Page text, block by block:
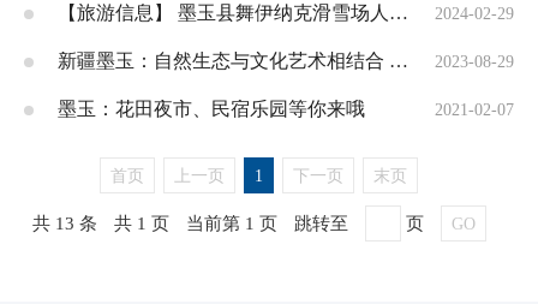
2024-02-29
【旅游信息】 墨玉县舞伊纳克滑雪场人气旺
2023-08-29
新疆墨玉：自然生态与文化艺术相结合 为乡村旅游添活力
2021-02-07
墨玉：花田夜市、民宿乐园等你来哦
首页 上一页 1 下一页 末页
共 13 条 共 1 页 当前第 1 页 跳转至 页 GO